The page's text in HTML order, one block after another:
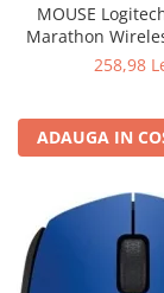
MOUSE
Marathon
black "910-001949"
258,98
ADAUGA IN